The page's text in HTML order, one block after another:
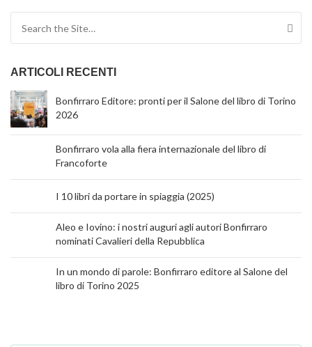
ARTICOLI RECENTI
Bonfirraro Editore: pronti per il Salone del libro di Torino
2026
Bonfirraro vola alla fiera internazionale del libro di
Francoforte
I 10 libri da portare in spiaggia (2025)
Aleo e Iovino: i nostri auguri agli autori Bonfirraro
nominati Cavalieri della Repubblica
In un mondo di parole: Bonfirraro editore al Salone del
libro di Torino 2025